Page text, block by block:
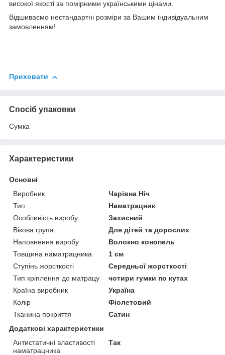
високої якості за помірними українськими цінами.
Відшиваємо нестандартні розміри за Вашим індивідуальним
замовленням!
Приховати
Спосіб упаковки
Сумка
Характеристики
Основні
Виробник
Чарівна Ніч
Тип
Наматрацник
Особливість виробу
Захисний
Вікова група
Для дітей та дорослих
Наповнення виробу
Волокно конопель
Товщина наматрацника
1 см
Ступінь жорсткості
Середньої жорсткості
Тип кріплення до матрацу
чотири гумки по кутах
Країна виробник
Україна
Колір
Фіолетовий
Тканина покриття
Сатин
Додаткові характеристики
Антистатичні властивості
наматрацника
Так